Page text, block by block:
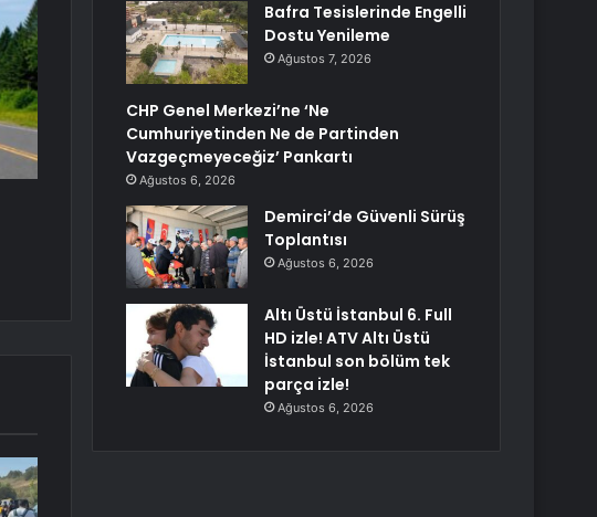
Bafra Tesislerinde Engelli
Dostu Yenileme
Ağustos 7, 2026
CHP Genel Merkezi’ne ‘Ne
Cumhuriyetinden Ne de Partinden
Vazgeçmeyeceğiz’ Pankartı
Ağustos 6, 2026
Demirci’de Güvenli Sürüş
Toplantısı
Ağustos 6, 2026
Altı Üstü İstanbul 6. Full
HD izle! ATV Altı Üstü
İstanbul son bölüm tek
parça izle!
Ağustos 6, 2026